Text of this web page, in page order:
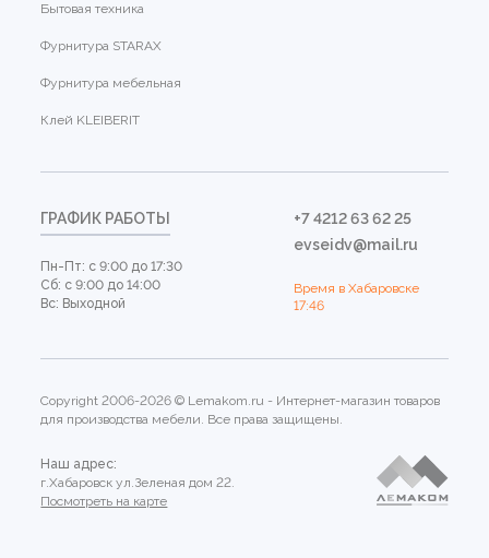
Бытовая техника
Фурнитура STARAX
Фурнитура мебельная
Клей KLEIBERIT
ГРАФИК РАБОТЫ
Пн-Пт: с 9:00 до 17:30
Сб: с 9:00 до 14:00
Вс: Выходной
+7 4212 63 62 25
evseidv@mail.ru
Время в Хабаровске
17:46
Copyright 2006-2026 © Lemakom.ru - Интернет-магазин товаров
для производства мебели. Все права защищены.
Наш адрес:
г.Хабаровск ул.Зеленая дом 22.
Посмотреть на карте